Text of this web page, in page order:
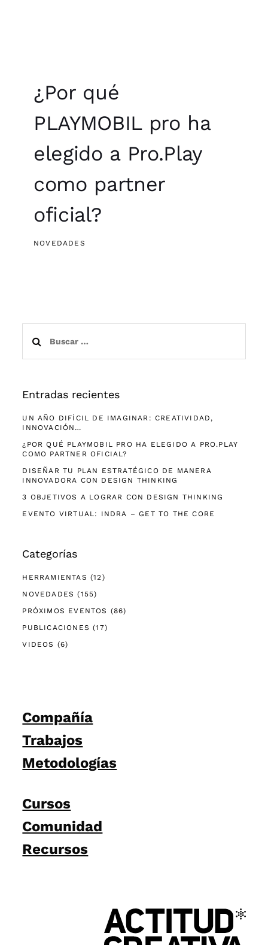
¿Por qué
PLAYMOBIL pro ha
elegido a Pro.Play
como partner
oficial?
NOVEDADES
Entradas recientes
UN AÑO DIFÍCIL DE IMAGINAR: CREATIVIDAD,
INNOVACIÓN…
¿POR QUÉ PLAYMOBIL PRO HA ELEGIDO A PRO.PLAY
COMO PARTNER OFICIAL?
DISEÑAR TU PLAN ESTRATÉGICO DE MANERA
INNOVADORA CON DESIGN THINKING
3 OBJETIVOS A LOGRAR CON DESIGN THINKING
EVENTO VIRTUAL: INDRA – GET TO THE CORE
Categorías
HERRAMIENTAS (12)
NOVEDADES (155)
PRÓXIMOS EVENTOS (86)
PUBLICACIONES (17)
VIDEOS (6)
Compañía
Trabajos
Metodologías
Cursos
Comunidad
Recursos